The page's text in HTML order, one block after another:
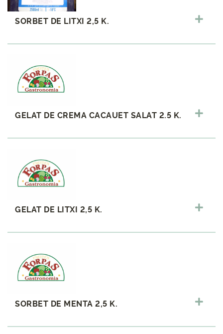
SORBET DE LITXI 2,5 K.
GELAT DE CREMA CACAUET SALAT 2.5 K.
GELAT DE LITXI 2,5 K.
SORBET DE MENTA 2,5 K.